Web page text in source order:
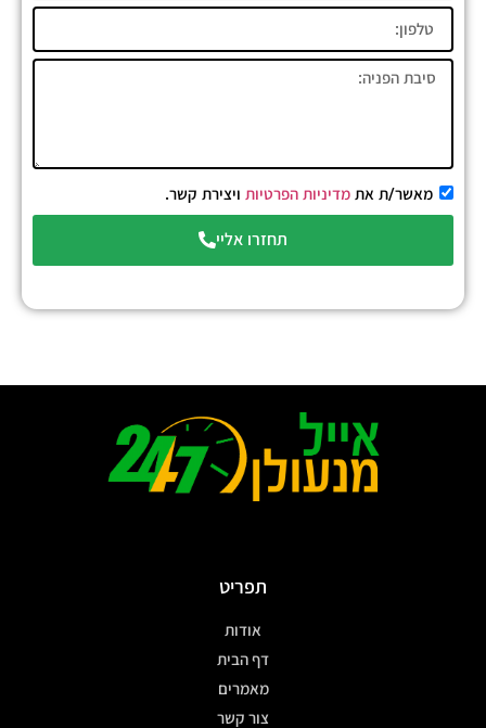
מאשר/ת את מדיניות הפרטיות ויצירת קשר.
תחזרו אליי
תפריט
אודות
דף הבית
מאמרים
צור קשר